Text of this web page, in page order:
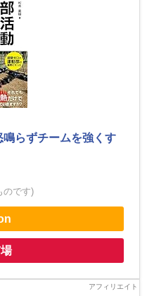
らずチームを強くす
のです)